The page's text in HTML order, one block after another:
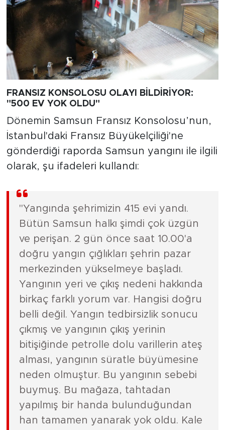
FRANSIZ KONSOLOSU OLAYI BİLDİRİYOR:
"500 EV YOK OLDU"
Dönemin Samsun Fransız Konsolosu’nun,
İstanbul'daki Fransız Büyükelçiliği'ne
gönderdiği raporda Samsun yangını ile ilgili
olarak, şu ifadeleri kullandı:
"Yangında şehrimizin 415 evi yandı.
Bütün Samsun halkı şimdi çok üzgün
ve perişan. 2 gün önce saat 10.00'a
doğru yangın çığlıkları şehrin pazar
merkezinden yükselmeye başladı.
Yangının yeri ve çıkış nedeni hakkında
birkaç farklı yorum var. Hangisi doğru
belli değil. Yangın tedbirsizlik sonucu
çıkmış ve yangının çıkış yerinin
bitişiğinde petrolle dolu varillerin ateş
alması, yangının süratle büyümesine
neden olmuştur. Bu yangının sebebi
buymuş. Bu mağaza, tahtadan
yapılmış bir handa bulunduğundan
han tamamen yanarak yok oldu. Kale